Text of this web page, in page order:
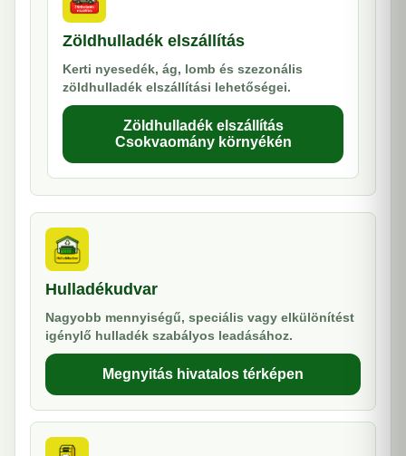
Zöldhulladék elszállítás
Kerti nyesedék, ág, lomb és szezonális
zöldhulladék elszállítási lehetőségei.
Zöldhulladék elszállítás
Csokvaomány környékén
Hulladékudvar
Nagyobb mennyiségű, speciális vagy elkülönítést
igénylő hulladék szabályos leadásához.
Megnyitás hivatalos térképen